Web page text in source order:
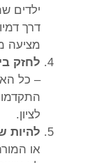
ילדים
דרך
מציעה
לחזק
– כל
לציון.
להיות
או